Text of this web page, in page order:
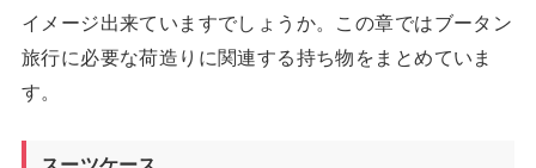
イメージ出来ていますでしょうか。この章ではブータン
旅行に必要な荷造りに関連する持ち物をまとめていま
す。